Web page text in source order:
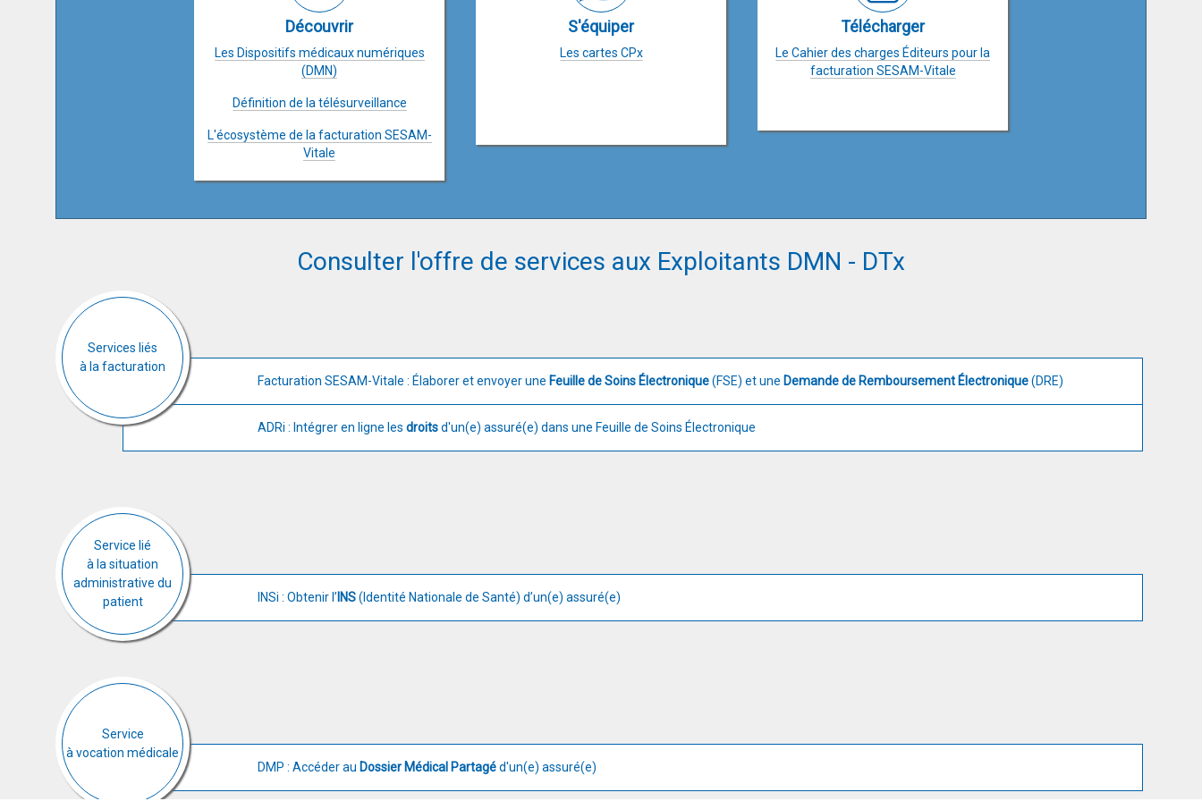
Découvrir
Les Dispositifs médicaux numériques
(DMN)
Définition de la télésurveillance
L'écosystème de la facturation SESAM-
Vitale
S'équiper
Les cartes CPx
Télécharger
Le Cahier des charges Éditeurs pour la
facturation SESAM-Vitale
Consulter l'offre de services aux Exploitants DMN - DTx
Services liés
à la facturation
Facturation SESAM-Vitale : Élaborer et envoyer une Feuille de Soins Électronique(FSE) et une Demande de Remboursement Électronique(DRE)
ADRi : Intégrer en ligne les droitsd'un(e) assuré(e) dans une Feuille de Soins Électronique
Service lié
à la situation
administrative du
patient
INSi : Obtenir l’ INS(Identité Nationale de Santé) d’un(e) assuré(e)
Service
à vocation médicale
DMP : Accéder au Dossier Médical Partagéd'un(e) assuré(e)